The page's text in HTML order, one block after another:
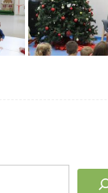
Keresés